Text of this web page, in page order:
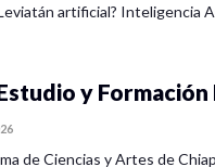
D. Miguel Ángel García
artificial? Inteligencia
y
de Ciencias y Artes de